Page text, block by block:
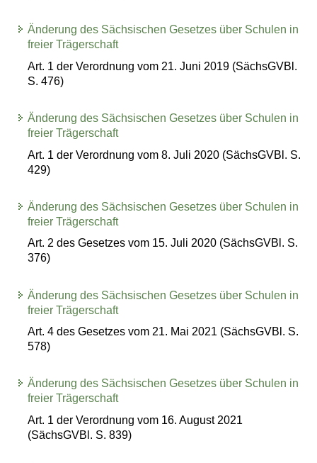
Änderung des Sächsischen Gesetzes über Schulen in
freier Trägerschaft
Art. 1 der Verordnung vom 21. Juni 2019 (SächsGVBl.
S. 476)
Änderung des Sächsischen Gesetzes über Schulen in
freier Trägerschaft
Art. 1 der Verordnung vom 8. Juli 2020 (SächsGVBl. S.
429)
Änderung des Sächsischen Gesetzes über Schulen in
freier Trägerschaft
Art. 2 des Gesetzes vom 15. Juli 2020 (SächsGVBl. S.
376)
Änderung des Sächsischen Gesetzes über Schulen in
freier Trägerschaft
Art. 4 des Gesetzes vom 21. Mai 2021 (SächsGVBl. S.
578)
Änderung des Sächsischen Gesetzes über Schulen in
freier Trägerschaft
Art. 1 der Verordnung vom 16. August 2021
(SächsGVBl. S. 839)